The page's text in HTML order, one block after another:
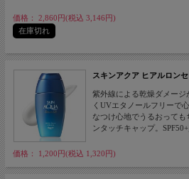
価格： 2,860円(税込 3,146円)
在庫切れ
スキンアクア ヒアルロン
紫外線による乾燥ダメー
くUVエタノールフリーで
なつけ心地でうるおって
ンタッチキャップ。
価格： 1,200円(税込 1,320円)